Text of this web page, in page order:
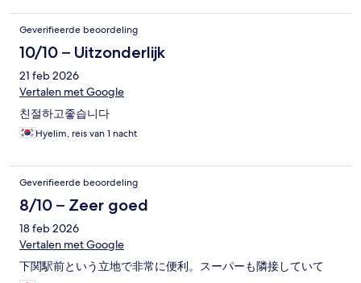
Geverifieerde beoordeling
10/10 – Uitzonderlijk
21 feb 2026
Vertalen met Google
친절하고좋습니다
Hyelim, reis van 1 nacht
Geverifieerde beoordeling
8/10 – Zeer goed
18 feb 2026
Vertalen met Google
下関駅前という立地で非常に便利。スーパーも隣接していて